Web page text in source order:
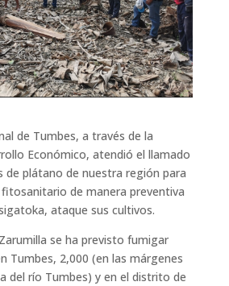
de Tumbes, a través de la
Económico, atendió el llamado
de plátano de nuestra región para
de manera preventiva
ataque sus cultivos.
se ha previsto fumigar
Tumbes, 2,000 (en las márgenes
del río Tumbes) y en el distrito de